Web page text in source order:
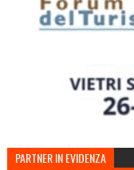
PARTNER IN EVIDENZA